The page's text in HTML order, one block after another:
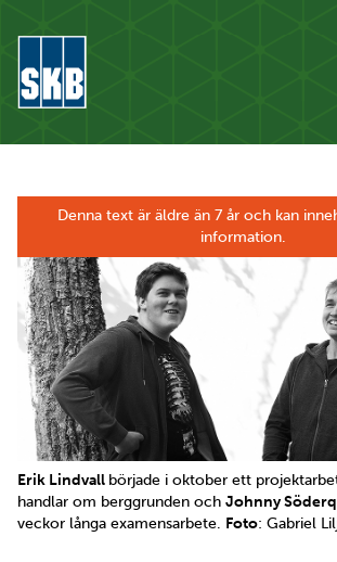
Denna text är äldre än 7 år och kan
information.
Erik Lindvall började i oktober ett
handlar om berggrunden och Johnny
veckor långa examensarbete. Foto: Gabriel